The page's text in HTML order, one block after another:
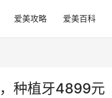
爱美攻略 爱美百科
种植牙4899元